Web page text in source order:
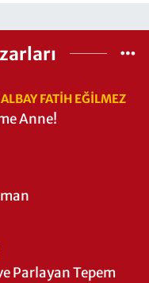
FATIH EĞİLMEZ
Anne!
Parlayan Tepem